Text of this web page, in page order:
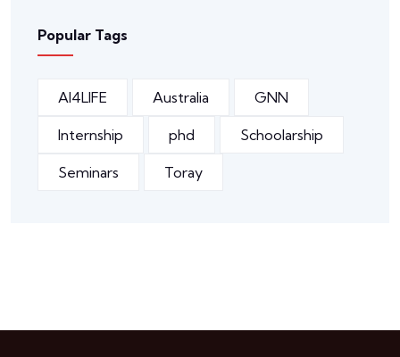
Popular Tags
AI4LIFE Australia GNN
Internship phd Schoolarship
Seminars Toray